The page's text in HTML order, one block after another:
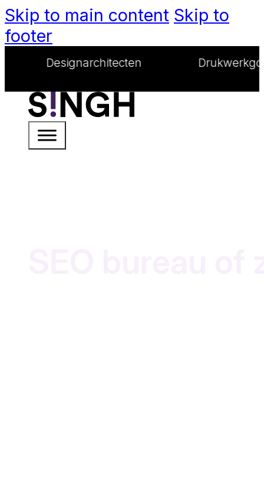
Skip to main content Skip to
footer
Drukwerkgoeroes